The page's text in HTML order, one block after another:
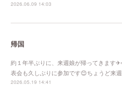
2026.06.09 14:03
帰国
約１年半ぶりに、来週娘が帰ってきます✈
表会も久しぶりに参加です😊ちょうど来
2026.05.19 14:41